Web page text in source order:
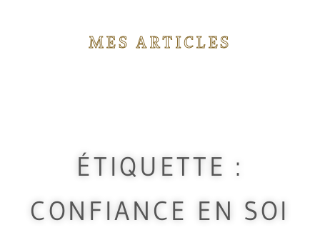
MES ARTICLES
ÉTIQUETTE :
CONFIANCE EN SOI